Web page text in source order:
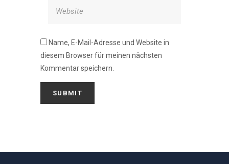
Name, E-Mail-Adresse und Website in
diesem Browser für meinen nächsten
Kommentar speichern.